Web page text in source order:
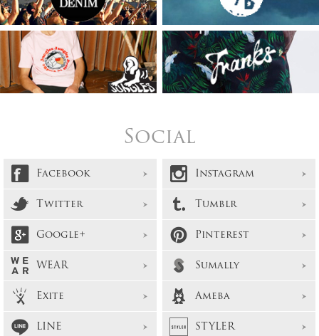
Social
Facebook
Instagram
Twitter
Tumblr
Google+
Pinterest
WEAR
Sumally
Exite
Ameba
LINE
STYLER